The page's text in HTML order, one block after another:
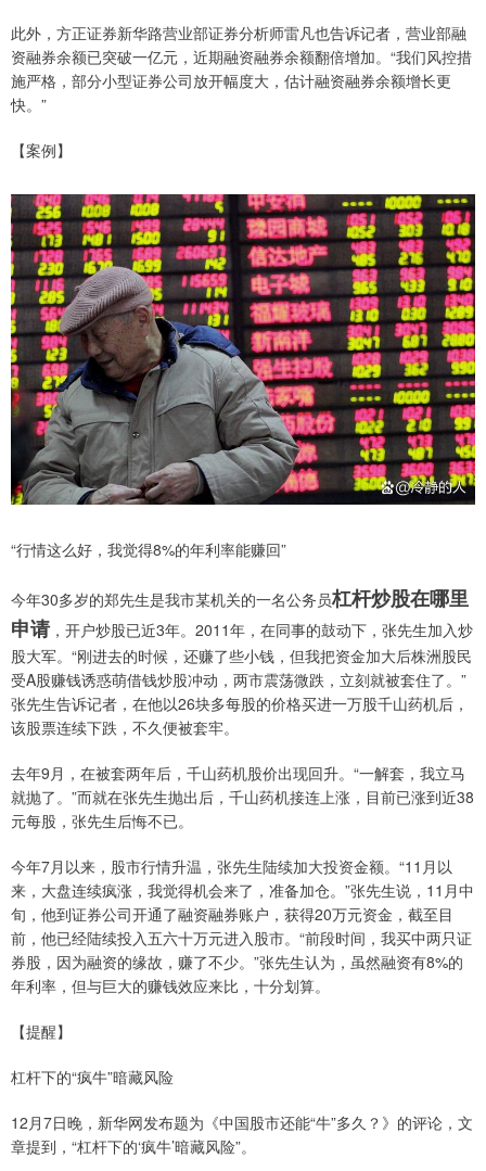
此外，方正证券新华路营业部证券分析师雷凡也告诉记者，营业部融
资融券余额已突破一亿元，近期融资融券余额翻倍增加。“我们风控措
施严格，部分小型证券公司放开幅度大，估计融资融券余额增长更
快。”
【案例】
“行情这么好，我觉得8%的年利率能赚回”
今年30多岁的郑先生是我市某机关的一名公务员杠杆炒股在哪里
申请，开户炒股已近3年。2011年，在同事的鼓动下，张先生加入炒
股大军。“刚进去的时候，还赚了些小钱，但我把资金加大后株洲股民
受A股赚钱诱惑萌借钱炒股冲动，两市震荡微跌，立刻就被套住了。”
张先生告诉记者，在他以26块多每股的价格买进一万股千山药机后，
该股票连续下跌，不久便被套牢。
去年9月，在被套两年后，千山药机股价出现回升。“一解套，我立马
就抛了。”而就在张先生抛出后，千山药机接连上涨，目前已涨到近38
元每股，张先生后悔不已。
今年7月以来，股市行情升温，张先生陆续加大投资金额。“11月以
来，大盘连续疯涨，我觉得机会来了，准备加仓。”张先生说，11月中
旬，他到证券公司开通了融资融券账户，获得20万元资金，截至目
前，他已经陆续投入五六十万元进入股市。“前段时间，我买中两只证
券股，因为融资的缘故，赚了不少。”张先生认为，虽然融资有8%的
年利率，但与巨大的赚钱效应来比，十分划算。
【提醒】
杠杆下的“疯牛”暗藏风险
12月7日晚，新华网发布题为《中国股市还能“牛”多久？》的评论，文
章提到，“杠杆下的‘疯牛’暗藏风险”。